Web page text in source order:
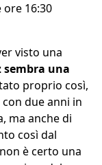
16:30
visto una
sembra una
proprio così,
due anni in
ma anche di
così dal
è certo una